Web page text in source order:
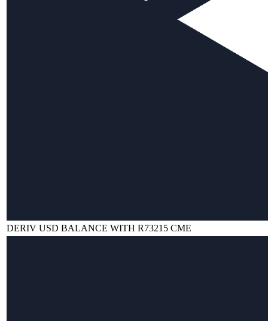
DERIV USD BALANCE WITH R73215 CME